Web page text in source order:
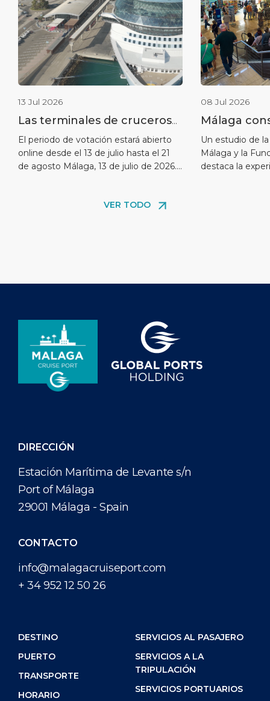
13 Jul 2026
Las terminales de cruceros
del puerto de Málaga
nominadas en los World
Cruise Awards
El periodo de votación estará abierto
online desde el 13 de julio hasta el 21
de agosto Málaga, 13 de julio de 2026.-
—el mayor operador independiente de
08 Jul 2026
Málaga
liderazgo
cruceros
reputación
Un estudio de
Málaga y la
destaca la
VER TODO
DIRECCIÓN
Estación Marítima de Levante s/n
Port of Málaga
29001 Málaga - Spain
CONTACTO
info@malagacruiseport.com
+ 34 952 12 50 26
DESTINO
PUERTO
TRANSPORTE
HORARIO
SERVICIOS AL PASAJERO
SERVICIOS A LA
TRIPULACIÓN
SERVICIOS PORTUARIOS